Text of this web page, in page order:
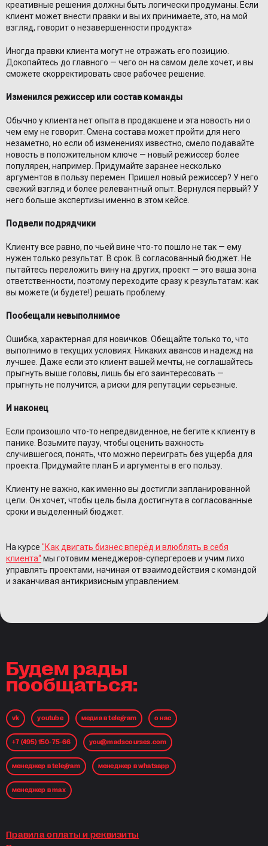
креативные решения должны быть логически продуманы. Если
клиент может внести правки и вы их принимаете, это, на мой
взгляд, говорит о незавершенности продукта»
Иногда правки клиента могут не отражать его позицию.
Докопайтесь до главного — чего он на самом деле хочет, и вы
сможете скорректировать свое рабочее решение.
Изменился режиссер или состав команды
Обычно у клиента нет опыта в продакшене и эта новость ни о
чем ему не говорит. Смена состава может пройти для него
незаметно, но если об изменениях известно, смело подавайте
новость в положительном ключе — новый режиссер более
популярен, например. Придумайте заранее несколько
аргументов в пользу перемен. Пришел новый режиссер? У него
свежий взгляд и более релевантный опыт. Вернулся первый? У
него больше экспертизы именно в этом кейсе.
Подвели подрядчики
Клиенту все равно, по чьей вине что-то пошло не так — ему
нужен только результат. В срок. В согласованный бюджет. Не
пытайтесь переложить вину на других, проект — это ваша зона
ответственности, поэтому переходите сразу к результатам: как
вы можете (и будете!) решать проблему.
Пообещали невыполнимое
Ошибка, характерная для новичков. Обещайте только то, что
выполнимо в текущих условиях. Никаких авансов и надежд на
лучшее. Даже если это клиент вашей мечты, не соглашайтесь
прыгнуть выше головы, лишь бы его заинтересовать —
прыгнуть не получится, а риски для репутации серьезные.
И наконец
Если произошло что-то непредвиденное, не бегите к клиенту в
панике. Возьмите паузу, чтобы оценить важность
случившегося, понять, что можно переиграть без ущерба для
проекта. Придумайте план Б и аргументы в его пользу.
Клиенту не важно, как именно вы достигли запланированной
цели. Он хочет, чтобы цель была достигнута в согласованные
сроки и выделенный бюджет.
На курсе "Как двигать бизнес вперёд и влюблять в себя
клиента“мы готовим менеджеров-супергероев и учим лихо
управлять проектами, начиная от взаимодействия с командой
и заканчивая антикризисным управлением.
Будем рады
пообщаться:
vk youtube медиа в telegram о нас
+7 (495) 150-75-66 you@madscourses.com
менеджер в telegram менеджер в whatsapp
менеджер в max
Правила оплаты и реквизиты